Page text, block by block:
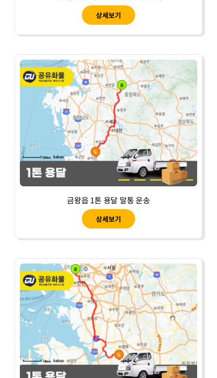
상세보기
금왕읍 1톤 용달 말통 운송
상세보기